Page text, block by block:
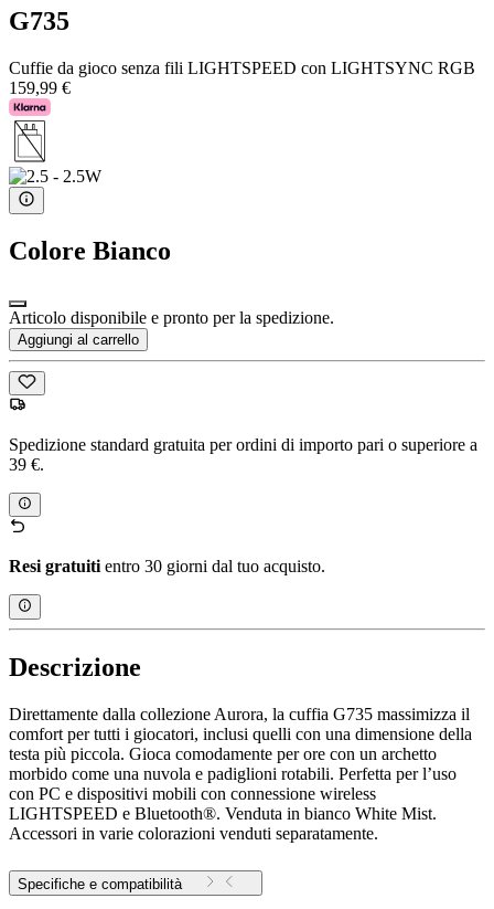
G735
Cuffie da gioco senza fili LIGHTSPEED con LIGHTSYNC RGB
159,99 €
Colore Bianco
Articolo disponibile e pronto per la spedizione.
Aggiungi al carrello
Spedizione standard gratuita per ordini di importo pari o superiore a
39 €.
Resi gratuitientro 30 giorni dal tuo acquisto.
Descrizione
Direttamente dalla collezione Aurora, la cuffia G735 massimizza il
comfort per tutti i giocatori, inclusi quelli con una dimensione della
testa più piccola. Gioca comodamente per ore con un archetto
morbido come una nuvola e padiglioni rotabili. Perfetta per l’uso
con PC e dispositivi mobili con connessione wireless
LIGHTSPEED e Bluetooth®. Venduta in bianco White Mist.
Accessori in varie colorazioni venduti separatamente.
Specifiche e compatibilità